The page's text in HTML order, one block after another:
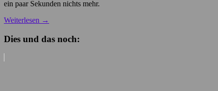
ein paar Sekunden nichts mehr.
Weiterlesen →
Dies und das noch: